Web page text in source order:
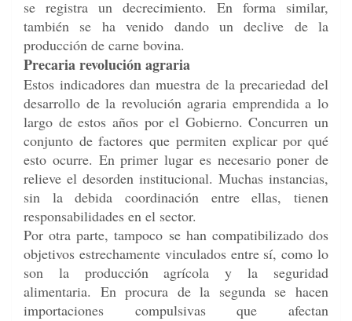
se registra un decrecimiento. En forma similar,
también se ha venido dando un declive de la
producción de carne bovina.
Precaria revolución agraria
Estos indicadores dan muestra de la precariedad del
desarrollo de la revolución agraria emprendida a lo
largo de estos años por el Gobierno. Concurren un
conjunto de factores que permiten explicar por qué
esto ocurre. En primer lugar es necesario poner de
relieve el desorden institucional. Muchas instancias,
sin la debida coordinación entre ellas, tienen
responsabilidades en el sector.
Por otra parte, tampoco se han compatibilizado dos
objetivos estrechamente vinculados entre sí, como lo
son la producción agrícola y la seguridad
alimentaria. En procura de la segunda se hacen
importaciones compulsivas que afectan